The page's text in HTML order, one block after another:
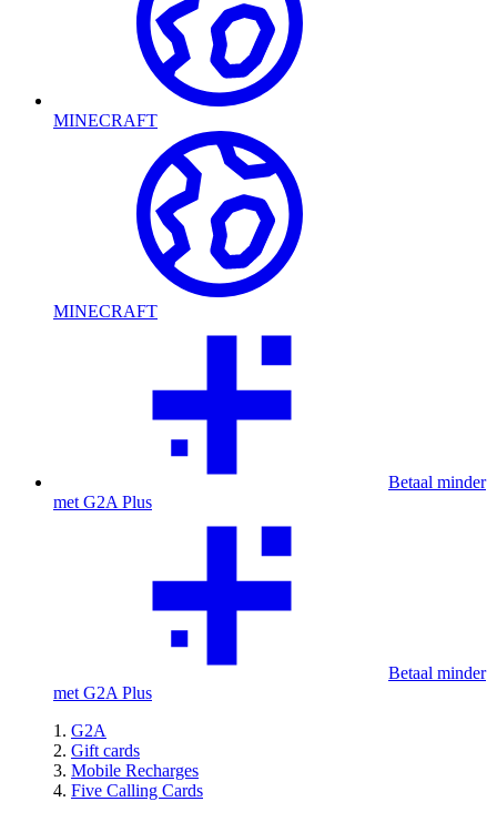
MINECRAFT
MINECRAFT
Betaal minder
met G2A Plus
Betaal minder
met G2A Plus
G2A
Gift cards
Mobile Recharges
Five Calling Cards